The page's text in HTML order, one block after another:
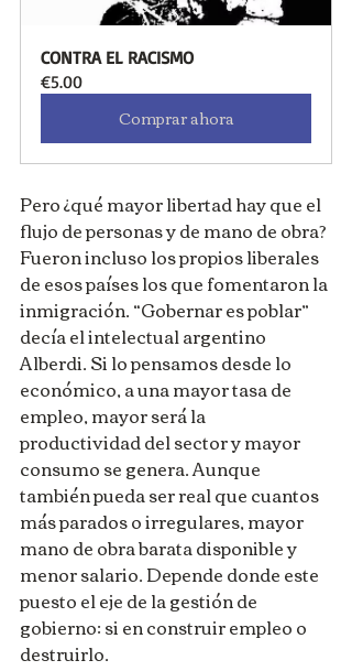
CONTRA EL RACISMO
€5.00
Comprar ahora
Pero ¿qué mayor libertad hay que el
flujo de personas y de mano de obra?
Fueron incluso los propios liberales
de esos países los que fomentaron la
inmigración. “Gobernar es poblar”
decía el intelectual argentino
Alberdi. Si lo pensamos desde lo
económico, a una mayor tasa de
empleo, mayor será la
productividad del sector y mayor
consumo se genera. Aunque
también pueda ser real que cuantos
más parados o irregulares, mayor
mano de obra barata disponible y
menor salario. Depende donde este
puesto el eje de la gestión de
gobierno: si en construir empleo o
destruirlo.